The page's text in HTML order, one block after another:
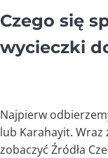
Czego się
wycieczki
Najpierw
lub Karahayit.
zobaczyć Źródła